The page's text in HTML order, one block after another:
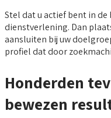
Stel dat u actief bent in
dienstverlening. Dan
aansluiten bij uw
profiel dat door
Honderden
bewezen